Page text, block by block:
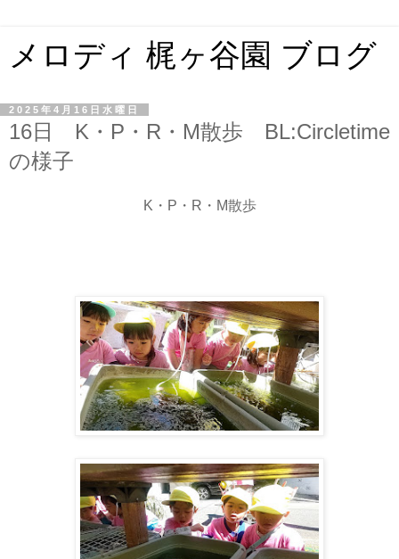
メロディ 梶ヶ谷園 ブログ
2025年4月16日水曜日
16日 K・P・R・M散歩 BL:Circletime
の様子
K・P・R・M散歩